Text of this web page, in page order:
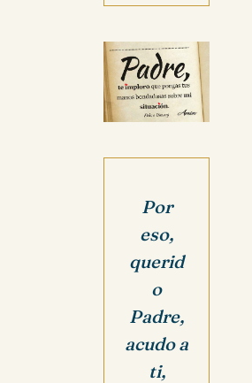
Por
eso,
querid
o
Padre,
acudo a
ti,